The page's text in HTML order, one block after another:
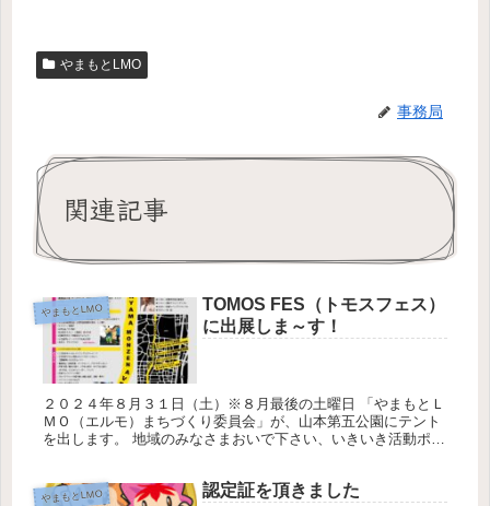
やまもとLMO
事務局
関連記事
やまもとLMO
TOMOS FES（トモスフェス）
に出展しま～す！
２０２４年８月３１日（土）※８月最後の土曜日 「やまもとＬ
ＭＯ（エルモ）まちづくり委員会」が、山本第五公園にテント
を出します。 地域のみなさまおいで下さい、いきいき活動ポイ
やまもとLMO 認定証を頂きました